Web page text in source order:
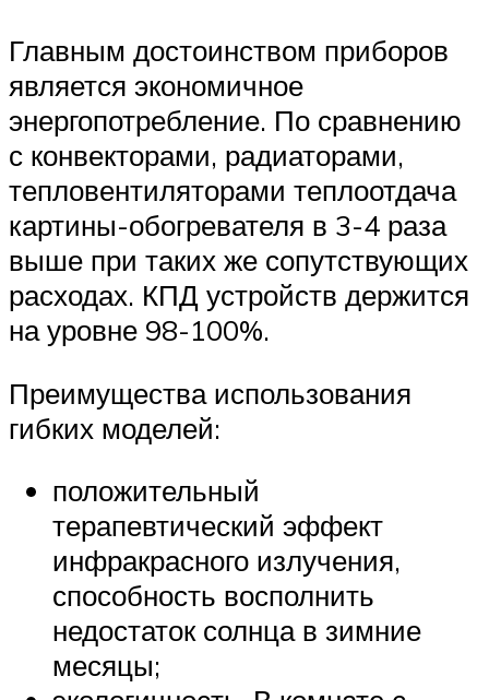
Главным достоинством приборов
является экономичное
энергопотребление. По сравнению
с конвекторами, радиаторами,
тепловентиляторами теплоотдача
картины-обогревателя в 3-4 раза
выше при таких же сопутствующих
расходах. КПД устройств держится
на уровне 98-100%.
Преимущества использования
гибких моделей:
положительный
терапевтический эффект
инфракрасного излучения,
способность восполнить
недостаток солнца в зимние
месяцы;